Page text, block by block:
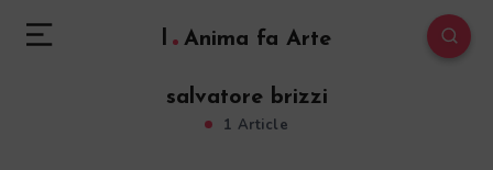
l Anima fa Arte
salvatore brizzi
1 Article